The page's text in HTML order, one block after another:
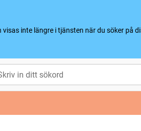
inte längre i tjänsten när du söker på